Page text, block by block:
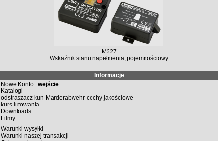
M227
Wskaźnik stanu napełnienia, pojemnościowy
Informacje
Nowe Konto | wejście
Katalogi
odstraszacz kun-Marderabwehr-cechy jakościowe
kurs lutowania
Downloads
Filmy
Warunki wysyłki
Warunki naszej transakcji